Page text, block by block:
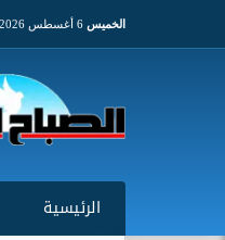
الخميس
الرئيسية